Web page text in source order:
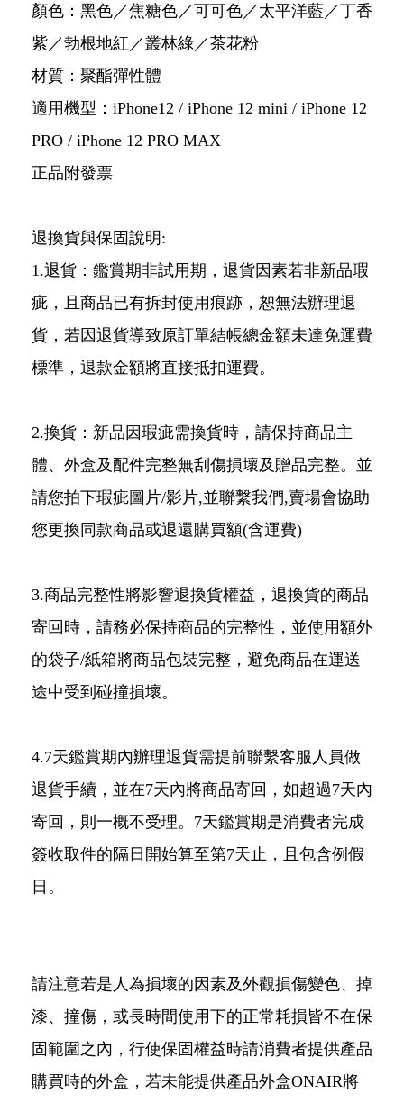
顏色：黑色／焦糖色／可可色／太平洋藍／丁香
紫／勃根地紅／叢林綠／茶花粉
材質：聚酯彈性體
適用機型：iPhone12 / iPhone 12 mini / iPhone 12
PRO / iPhone 12 PRO MAX
正品附發票
退換貨與保固說明:
1.退貨：鑑賞期非試用期，退貨因素若非新品瑕
疵，且商品已有拆封使用痕跡，恕無法辦理退
貨，若因退貨導致原訂單結帳總金額未達免運費
標準，退款金額將直接抵扣運費。
2.換貨：新品因瑕疵需換貨時，請保持商品主
體、外盒及配件完整無刮傷損壞及贈品完整。並
請您拍下瑕疵圖片/影片,並聯繫我們,賣場會協助
您更換同款商品或退還購買額(含運費)
3.商品完整性將影響退換貨權益，退換貨的商品
寄回時，請務必保持商品的完整性，並使用額外
的袋子/紙箱將商品包裝完整，避免商品在運送
途中受到碰撞損壞。
4.7天鑑賞期內辦理退貨需提前聯繫客服人員做
退貨手續，並在7天內將商品寄回，如超過7天內
寄回，則一概不受理。7天鑑賞期是消費者完成
簽收取件的隔日開始算至第7天止，且包含例假
日。
請注意若是人為損壞的因素及外觀損傷變色、掉
漆、撞傷，或長時間使用下的正常耗損皆不在保
固範圍之內，行使保固權益時請消費者提供產品
購買時的外盒，若未能提供產品外盒ONAIR將